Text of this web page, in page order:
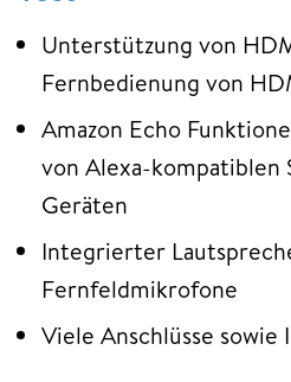
Unterstützung von
Fernbedienung von
Amazon Echo
von Alexa-kompatiblen
Geräten
Integrierter
Fernfeldmikrofone
Viele Anschlüsse